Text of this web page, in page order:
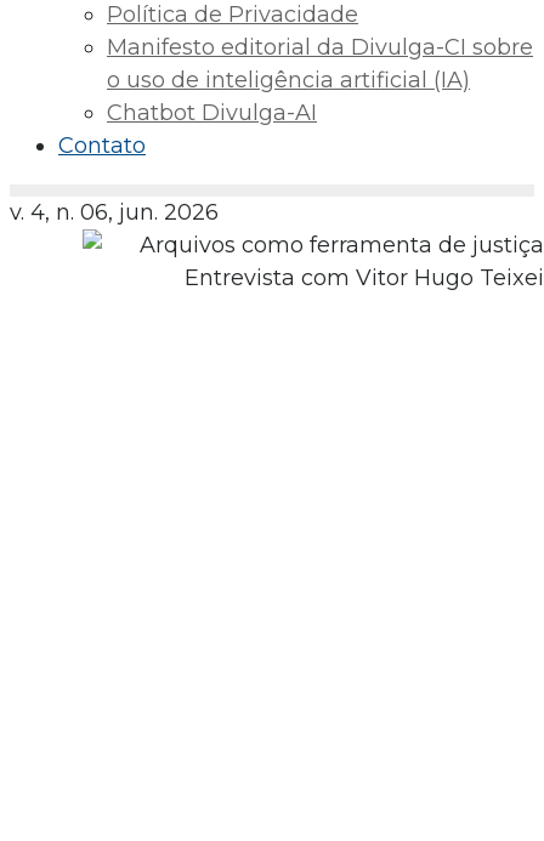
Política de Privacidade
Manifesto editorial da Divulga-CI sobre
o uso de inteligência artificial (IA)
Chatbot Divulga-AI
Contato
v. 4, n. 06, jun. 2026